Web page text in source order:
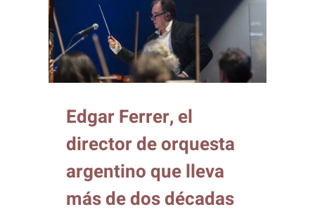
Edgar Ferrer, el
director de orquesta
argentino que lleva
más de dos décadas